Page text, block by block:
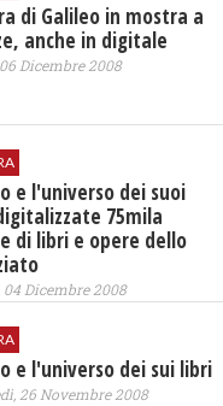
di Galileo in mostra a
anche in digitale
Dicembre 2008
e l'universo dei suoi
75mila
di libri e opere dello
04 Dicembre 2008
e l'universo dei sui libri
26 Novembre 2008